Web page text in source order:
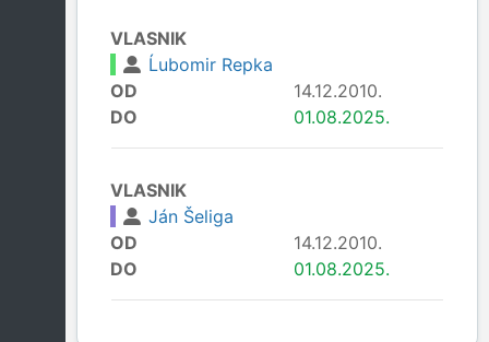
VLASNIK
Ĺubomir Repka
OD
14.12.2010.
DO
01.08.2025.
VLASNIK
Ján Šeliga
OD
14.12.2010.
DO
01.08.2025.